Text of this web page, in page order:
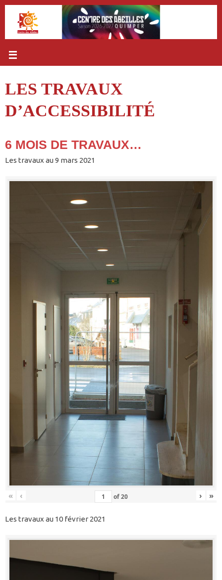
Passer
contenu
LES TRAVAUX
D’ACCESSIBILITÉ
6 MOIS DE TRAVAUX…
Les travaux au 9 mars 2021
« ‹ of20 › »
Les travaux au 10 février 2021